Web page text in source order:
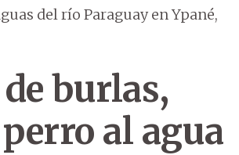
del río Paraguay en Ypané,
burlas,
al agua